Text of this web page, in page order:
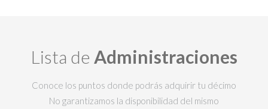
Lista de Administraciones
Conoce los puntos donde podrás adquirir tu décimo
No garantizamos la disponibilidad del mismo